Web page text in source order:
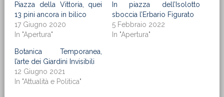
Piazza della Vittoria, quei
13 pini ancora in bilico
17 Giugno 2020
In "Apertura"
In piazza dell’Isolotto
sboccia l’Erbario Figurato
5 Febbraio 2022
In "Apertura"
Botanica Temporanea,
l’arte dei Giardini Invisibili
12 Giugno 2021
In "Attualità e Politica"